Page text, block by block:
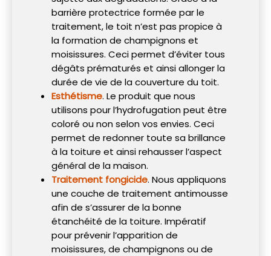
barrière protectrice formée par le
traitement, le toit n’est pas propice à
la formation de champignons et
moisissures. Ceci permet d’éviter tous
dégâts prématurés et ainsi allonger la
durée de vie de la couverture du toit.
Esthétisme. Le produit que nous
utilisons pour l’hydrofugation peut être
coloré ou non selon vos envies. Ceci
permet de redonner toute sa brillance
à la toiture et ainsi rehausser l’aspect
général de la maison.
Traitement fongicide. Nous appliquons
une couche de traitement antimousse
afin de s’assurer de la bonne
étanchéité de la toiture. Impératif
pour prévenir l’apparition de
moisissures, de champignons ou de